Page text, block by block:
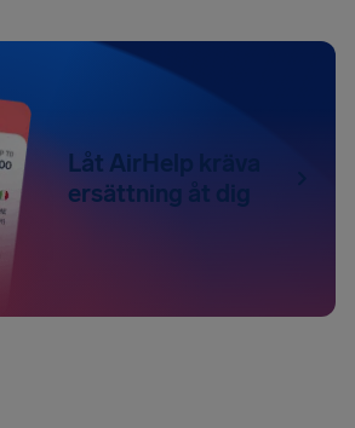
Låt AirHelp kräva
ersättning åt dig